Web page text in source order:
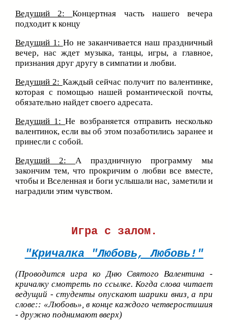
Ведущий 2:Концертная часть нашего вечера
подходит к концу
Ведущий 1: Но не заканчивается наш праздничный
вечер, нас ждет музыка, танцы, игры, а главное,
признания друг другу в симпатии и любви.
Ведущий 2: Каждый сейчас получит по валентинке,
которая с помощью нашей романтической почты,
обязательно найдет своего адресата.
Ведущий 1:Не возбраняется отправить несколько
валентинок, если вы об этом позаботились заранее и
принесли с собой.
Ведущий 2: А праздничную программу мы
закончим тем, что прокричим о любви все вместе,
чтобы и Вселенная и боги услышали нас, заметили и
наградили этим чувством.
Игра с залом.
"Кричалка "Любовь, Любовь!"
(Проводится игра ко Дню Святого Валентина -
кричалку смотреть по ссылке. Когда слова читает
ведущий - студенты опускают шарики вниз, а при
слове:: «Любовь», в конце каждого четверостишия
- дружно поднимают вверх)